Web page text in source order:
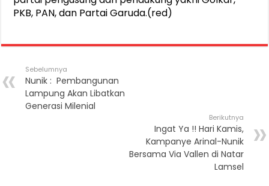
PKB, PAN, dan Partai Garuda.(red)
Sebelumnya
Nunik : Pembangunan
Lampung Akan Libatkan
Generasi Milenial
Berikutnya
Ingat Ya !! Hari Kamis,
Kampanye Arinal-Nunik
Bersama Via Vallen di Natar
Lamsel